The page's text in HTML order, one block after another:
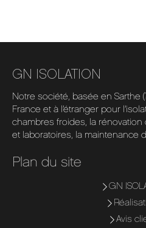
GN ISOLATION
Notre société, basée en Sarthe
France et à l’étranger pour
chambres froides, la rénovation
et laboratoires, la maintenance
Plan du site
GN
Avis